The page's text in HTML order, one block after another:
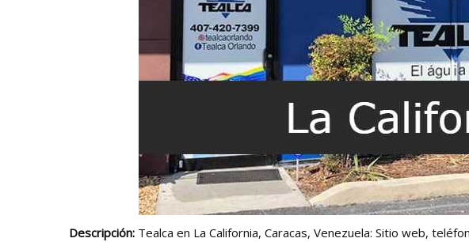
Descripción: Tealca en La California, Caracas, Venezuela: Sitio web,